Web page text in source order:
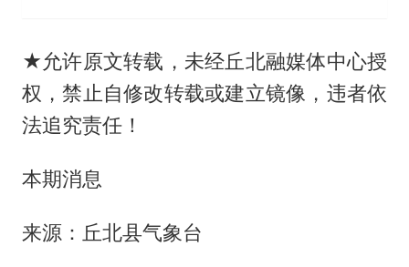
★允许原文转载，未经丘北融媒体中心授
权，禁止自修改转载或建立镜像，违者依
法追究责任！
本期消息
来源：丘北县气象台